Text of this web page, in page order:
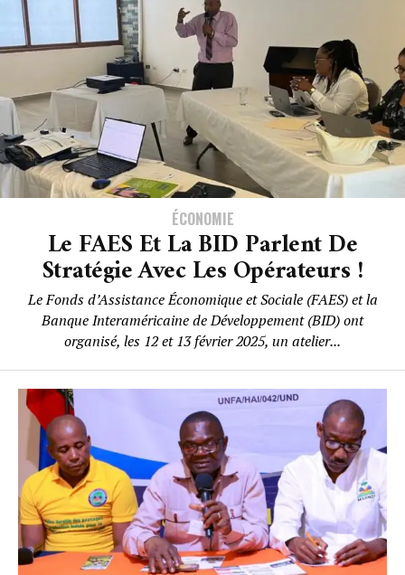
ÉCONOMIE
Le FAES Et La BID Parlent De
Stratégie Avec Les Opérateurs !
Le Fonds d’Assistance Économique et Sociale (FAES) et la
Banque Interaméricaine de Développement (BID) ont
organisé, les 12 et 13 février 2025, un atelier...